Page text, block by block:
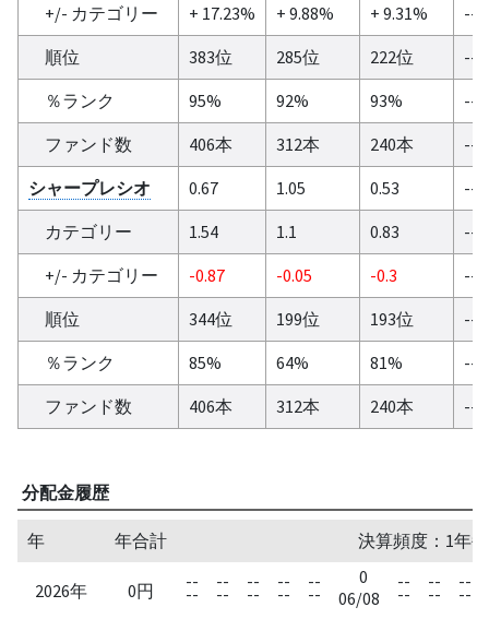
+/- カテゴリー
+ 17.23% + 9.88% + 9.31%
--
順位
383位 285位 222位
--
％ランク
95% 92% 93%
--
ファンド数
406本 312本 240本
--
シャープレシオ
0.67 1.05 0.53
--
カテゴリー
1.54 1.1 0.83
--
+/- カテゴリー
-0.87 -0.05 -0.3
--
順位
344位 199位 193位
--
％ランク
85% 64% 81%
--
ファンド数
406本 312本 240本 --
分配金履歴
年 年合計 決算頻度：1年
2026年 0円 --
--
--
--
--
--
--
--
--
--
0
06/08
--
--
--
--
--
--